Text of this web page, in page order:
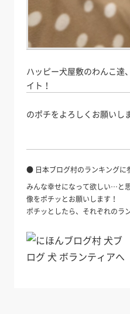
ハッピー犬屋敷のわんこ達
イト！
のポチをよろしくお願いし
● 日本ブログ村のランキングに
みんな幸せになって欲しい…と
像をポチッとお願いします！
ポチッとしたら、それぞれのラ